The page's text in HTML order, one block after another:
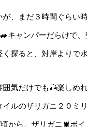
、まだ３時間ぐらい
キャンパーだらけで
探ると、対岸よりで
囲気だけでも🎣楽しめ
イルのザリガニ２０ミ
から、ザリガニ🦞ボ